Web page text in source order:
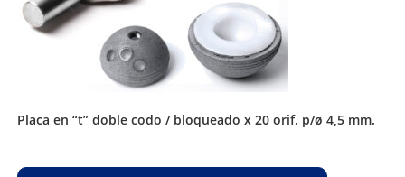
placa en “t” doble codo / bloqueado x 20 orif. p/ø 4,5 mm.